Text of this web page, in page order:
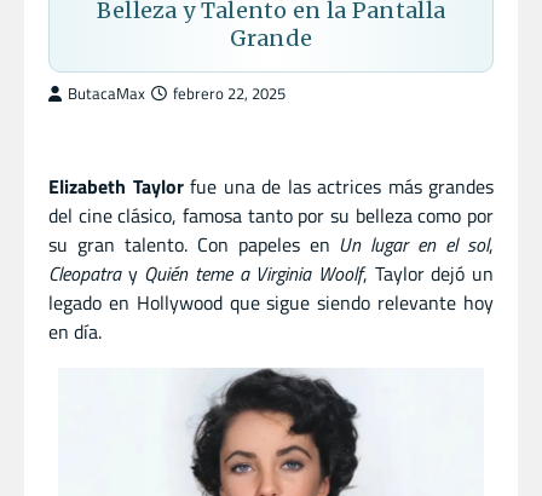
Belleza y Talento en la Pantalla
Grande
ButacaMax febrero 22, 2025
Elizabeth Taylorfue una de las actrices más grandes
del cine clásico, famosa tanto por su belleza como por
su gran talento. Con papeles en Un lugar en el sol,
Cleopatray Quién teme a Virginia Woolf, Taylor dejó un
legado en Hollywood que sigue siendo relevante hoy
en día.